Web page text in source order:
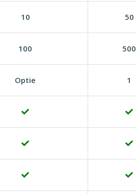
10 50
100 500
Optie 1